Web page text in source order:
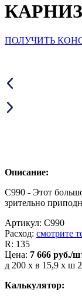
КАРНИЗ
ПОЛУЧИТЬ
Описание:
C990 - Этот
зрительно
Артикул: C990
Расход: смотрите
R: 135
Цена: 7 666 руб./
д 200 x в 15,9 x ш
Калькулятор: